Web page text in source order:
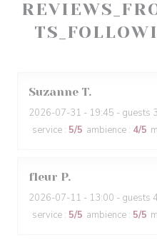
Suzanne T
2026-07-31 - 19:45 - guests 3
service : 5/5 ambience : 4/5
fleur P
2026-07-11 - 13:00 - guests 4
service : 5/5 ambience : 5/5